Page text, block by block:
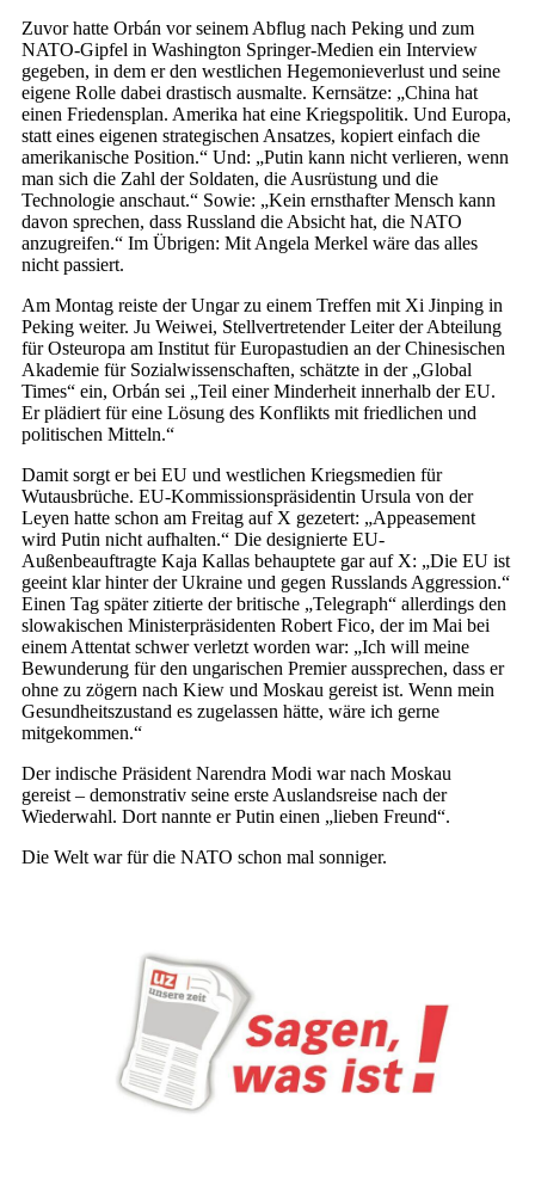
Zuvor hatte Orbán vor seinem Abflug nach Peking und zum
NATO-Gipfel in Washington Springer-Medien ein Interview
gegeben, in dem er den westlichen Hegemonieverlust und seine
eigene Rolle dabei drastisch ausmalte. Kernsätze: „China hat
einen Friedensplan. Amerika hat eine Kriegspolitik. Und Europa,
statt eines eigenen strategischen Ansatzes, kopiert einfach die
amerikanische Position.“ Und: „Putin kann nicht verlieren, wenn
man sich die Zahl der Soldaten, die Ausrüstung und die
Technologie anschaut.“ Sowie: „Kein ernsthafter Mensch kann
davon sprechen, dass Russland die Absicht hat, die NATO
anzugreifen.“ Im Übrigen: Mit Angela Merkel wäre das alles
nicht passiert.
Am Montag reiste der Ungar zu einem Treffen mit Xi Jinping in
Peking weiter. Ju Weiwei, Stellvertretender Leiter der Abteilung
für Osteuropa am Institut für Europastudien an der Chinesischen
Akademie für Sozialwissenschaften, schätzte in der „Global
Times“ ein, Orbán sei „Teil einer Minderheit innerhalb der EU.
Er plädiert für eine Lösung des Konflikts mit friedlichen und
politischen Mitteln.“
Damit sorgt er bei EU und westlichen Kriegsmedien für
Wutausbrüche. EU-Kommissionspräsidentin Ursula von der
Leyen hatte schon am Freitag auf X gezetert: „Appeasement
wird Putin nicht aufhalten.“ Die designierte EU-
Außenbeauftragte Kaja Kallas behauptete gar auf X: „Die EU ist
geeint klar hinter der Ukraine und gegen Russlands Aggression.“
Einen Tag später zitierte der britische „Telegraph“ allerdings den
slowakischen Ministerpräsidenten Robert Fico, der im Mai bei
einem Attentat schwer verletzt worden war: „Ich will meine
Bewunderung für den ungarischen Premier aussprechen, dass er
ohne zu zögern nach Kiew und Moskau gereist ist. Wenn mein
Gesundheitszustand es zugelassen hätte, wäre ich gerne
mitgekommen.“
Der indische Präsident Narendra Modi war nach Moskau
gereist – demonstrativ seine erste Auslandsreise nach der
Wiederwahl. Dort nannte er Putin einen „lieben Freund“.
Die Welt war für die NATO schon mal sonniger.